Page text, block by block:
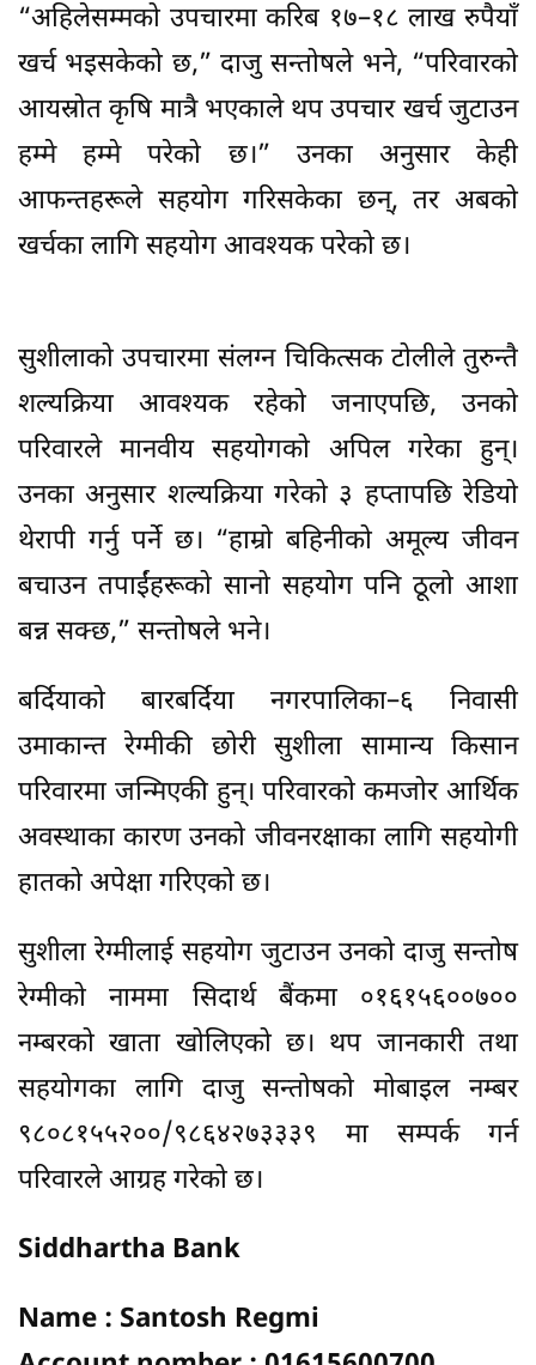
“अहिलेसम्मको उपचारमा करिब १७–१८ लाख रुपैयाँ
खर्च भइसकेको छ,” दाजु सन्तोषले भने, “परिवारको
आयस्रोत कृषि मात्रै भएकाले थप उपचार खर्च जुटाउन
हम्मे हम्मे परेको छ।” उनका अनुसार केही
आफन्तहरूले सहयोग गरिसकेका छन्, तर अबको
खर्चका लागि सहयोग आवश्यक परेको छ।
सुशीलाको उपचारमा संलग्न चिकित्सक टोलीले तुरुन्तै
शल्यक्रिया आवश्यक रहेको जनाएपछि, उनको
परिवारले मानवीय सहयोगको अपिल गरेका हुन्।
उनका अनुसार शल्यक्रिया गरेको ३ हप्तापछि रेडियो
थेरापी गर्नु पर्ने छ। “हाम्रो बहिनीको अमूल्य जीवन
बचाउन तपाईंहरूको सानो सहयोग पनि ठूलो आशा
बन्न सक्छ,” सन्तोषले भने।
बर्दियाको बारबर्दिया नगरपालिका–६ निवासी
उमाकान्त रेग्मीकी छोरी सुशीला सामान्य किसान
परिवारमा जन्मिएकी हुन्। परिवारको कमजोर आर्थिक
अवस्थाका कारण उनको जीवनरक्षाका लागि सहयोगी
हातको अपेक्षा गरिएको छ।
सुशीला रेग्मीलाई सहयोग जुटाउन उनको दाजु सन्तोष
रेग्मीको नाममा सिदार्थ बैंकमा ०१६१५६००७००
नम्बरको खाता खोलिएको छ। थप जानकारी तथा
सहयोगका लागि दाजु सन्तोषको मोबाइल नम्बर
९८०८१५५२००/९८६४२७३३३९ मा सम्पर्क गर्न
परिवारले आग्रह गरेको छ।
Siddhartha Bank
Name : Santosh Regmi